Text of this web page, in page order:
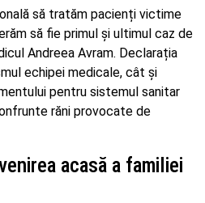
să tratăm pacienți victime
să fie primul și ultimul caz de
Andreea Avram. Declarația
echipei medicale, cât și
pentru sistemul sanitar
răni provocate de
acasă a familiei